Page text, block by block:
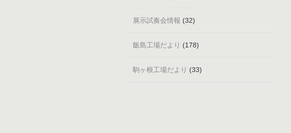
展示試奏会情報 (32)
飯島工場だより (178)
駒ヶ根工場だより (33)